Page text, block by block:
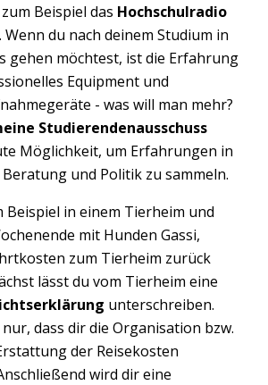
Beispiel das Hochschulradio
. Wenn du nach deinem Studium in
gehen möchtest, ist die Erfahrung
Equipment und
- was will man mehr?
Studierendenausschuss
Möglichkeit, um Erfahrungen in
und Politik zu sammeln.
Beispiel in einem Tierheim und
mit Hunden Gassi,
zum Tierheim zurück
lässt du vom Tierheim eine
unterschreiben.
dass dir die Organisation bzw.
der Reisekosten
wird dir eine